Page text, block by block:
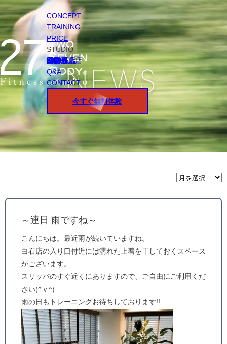
CONCEPT
TRAINING
PRICE
STUDIO
円山店
白石店
桑園店
北18条店
宮の沢店
環状通東店
STAFF
Q&A
CONTACT
今すぐ無料体験
月
間
ー
～連日 雨ですね～
こんにちは。最近雨が続いていますね。
白石店の入り口付近には濡れた上着を干しておくスペース
がございます。
スリッパのすぐ近くにありますので、ご自由にご利用くだ
さい(^ｖ^)
雨の日もトレーニングお待ちしております!!